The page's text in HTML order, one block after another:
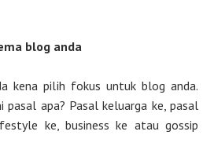
blog anda
kena pilih fokus untuk blog anda.
pasal apa? Pasal keluarga ke, pasal
ke, business ke atau gossip